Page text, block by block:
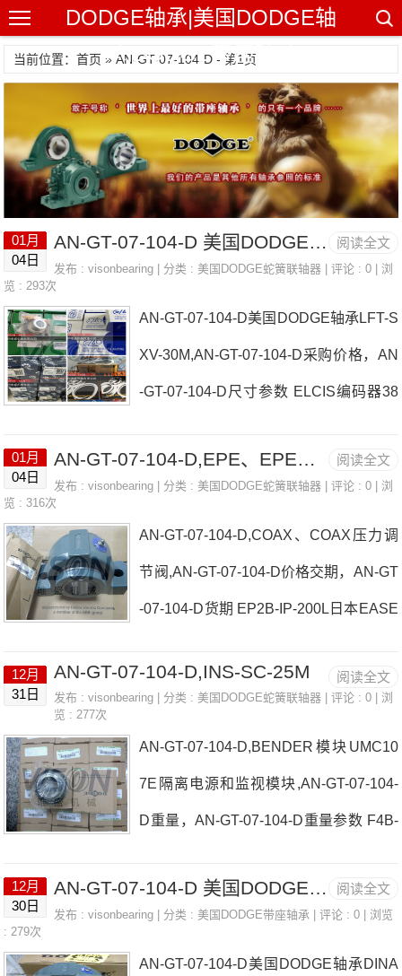
DODGE轴承|美国DODGE轴
承|DODGE带座轴承
当前位置：首页 » AN-GT-07-104-D - 第1页
阅读全文
01月
04日
AN-GT-07-104-D 美国DODGE轴承 抢新FINMOTOR单相过滤器
发布 :visonbearing | 分类 :美国DODGE蛇簧联轴器 | 评论 : 0 | 浏
览 : 293次
AN-GT-07-104-D美国DODGE轴承LFT-S
XV-30M,AN-GT-07-104-D采购价格，AN
-GT-07-104-D尺寸参数 ELCIS编码器38
承AN-GT-07-104-D厂家REO电感器F2B-
104-D价格ELCIS编码器80-1000-815-B-
C-CM-RPRECISEMED标记工具日本EA
SE轴承AN-GT-07-104-D参数AN-GT-07-
型号推荐：AN-GT-07-104-D， ，热销
阅读全文
01月
04日
AN-GT-07-104-D,EPE、EPE高压过滤器
发布 :visonbearing | 分类 :美国DODGE蛇簧联轴器 | 评论 : 0 | 浏
览 : 316次
AN-GT-07-104-D,COAX、COAX压力调
节阀,AN-GT-07-104-D价格交期，AN-GT
-07-104-D货期 EP2B-IP-200L日本EASE
FL14/X0-20V0-500V变压器P2B-GTM-11
2B-SCEZ-103-SH热卖FORMSPRAG刹
车日本EASE轴承AN-GT-07-104-D参数A
N-GT-07-104-D价格,AN-GT-07-104-D采
阅读全文
12月
31日
AN-GT-07-104-D,INS-SC-25M
发布 :visonbearing | 分类 :美国DODGE蛇簧联轴器 | 评论 : 0 | 浏
览 : 277次
AN-GT-07-104-D,BENDER模块UMC10
7E隔离电源和监视模块,AN-GT-07-104-
D重量，AN-GT-07-104-D重量参数 F4B-
-07-104-D厂家P2B-GTMU-25MF4B-E-1
格Saxlund泥饼输送泵DICTATOR、DIC
阅读全文
12月
30日
AN-GT-07-104-D 美国DODGE轴承 LAMTEC、探针
发布 :visonbearing | 分类 :美国DODGE带座轴承 | 评论 : 0 | 浏览
: 279次
AN-GT-07-104-D美国DODGE轴承DINA